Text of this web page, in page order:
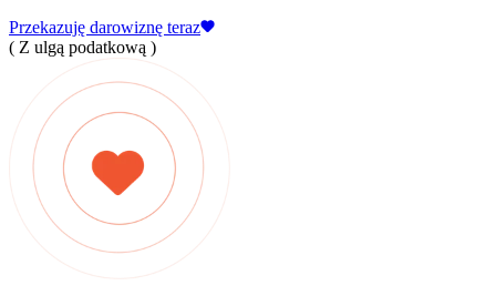
Przekazuję darowiznę teraz
( Z ulgą podatkową )